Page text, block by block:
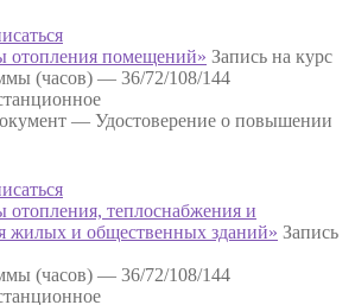
отопления помещений» Запись на курс
(часов) — 36/72/108/144
— Удостоверение о повышении
отопления, теплоснабжения и
жилых и общественных зданий» Запись
(часов) — 36/72/108/144